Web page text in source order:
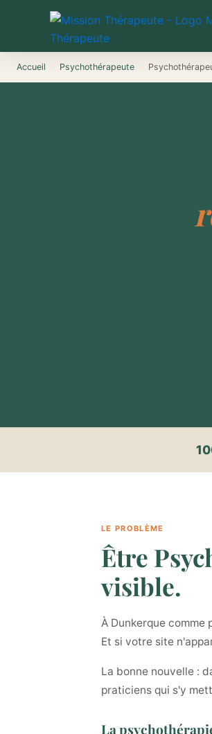
Accueil Psychothérapeute
LE PROBLÈME
Être
visible.
À Dunkerque comme
Et si votre site
La bonne nouvelle :
praticiens qui s'y
La